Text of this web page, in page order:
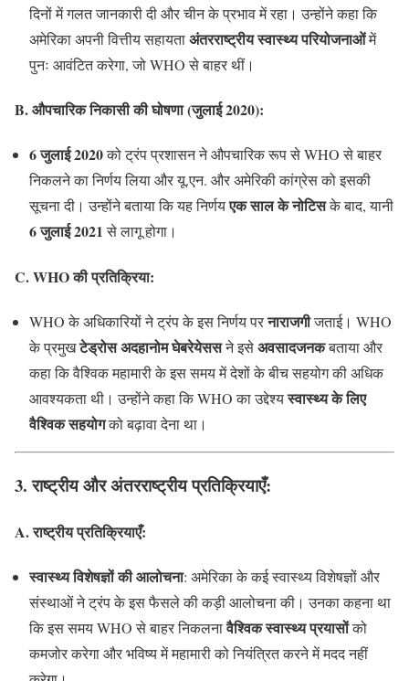
दिनों में गलत जानकारी दी और चीन के प्रभाव में रहा। उन्होंने कहा कि
अमेरिका अपनी वित्तीय सहायताअंतरराष्ट्रीय स्वास्थ्य परियोजनाओंमें
पुनः आवंटित करेगा, जो WHO से बाहर थीं।
B. औपचारिक निकासी की घोषणा (जुलाई 2020):
6 जुलाई 2020को ट्रंप प्रशासन ने औपचारिक रूप से WHO से बाहर
निकलने का निर्णय लिया और यू.एन. और अमेरिकी कांग्रेस को इसकी
सूचना दी। उन्होंने बताया कि यह निर्णयएक साल के नोटिसके बाद, यानी
6 जुलाई 2021से लागू होगा।
C. WHO की प्रतिक्रिया:
WHO के अधिकारियों ने ट्रंप के इस निर्णय परनाराजगीजताई। WHO
के प्रमुखटेड्रोस अदहानोम घेबरेयेससने इसेअवसादजनकबताया और
कहा कि वैश्विक महामारी के इस समय में देशों के बीच सहयोग की अधिक
आवश्यकता थी। उन्होंने कहा कि WHO का उद्देश्यस्वास्थ्य के लिए
वैश्विक सहयोगको बढ़ावा देना था।
3. राष्ट्रीय और अंतरराष्ट्रीय प्रतिक्रियाएँ:
A. राष्ट्रीय प्रतिक्रियाएँ:
स्वास्थ्य विशेषज्ञों की आलोचना: अमेरिका के कई स्वास्थ्य विशेषज्ञों और
संस्थाओं ने ट्रंप के इस फैसले की कड़ी आलोचना की। उनका कहना था
कि इस समय WHO से बाहर निकलनावैश्विक स्वास्थ्य प्रयासोंको
कमजोर करेगा और भविष्य में महामारी को नियंत्रित करने में मदद नहीं